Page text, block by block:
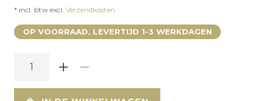
* incl. btw excl. Verzendkosten
OP VOORRAAD, LEVERTIJD 1-3 WERKDAGEN